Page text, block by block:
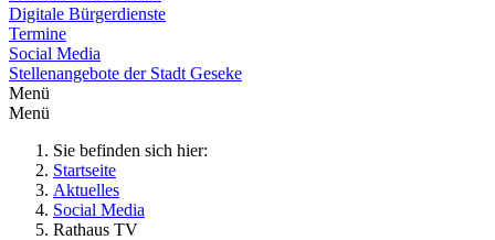
Digitale Bürgerdienste
Termine
Social Media
Stellenangebote der Stadt Geseke
Menü
Menü
Sie befinden sich hier:
Startseite
Aktuelles
Social Media
Rathaus TV